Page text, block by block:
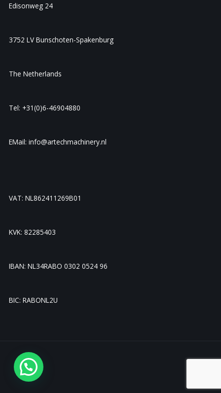
Edisonweg 24
3752 LV Bunschoten-Spakenburg
The Netherlands
Tel: +31(0)6-46904880
EMail: info@artechmachinery.nl
VAT: NL862411269B01
KVK: 82285403
IBAN: NL34RABO 0302 0524 96
BIC: RABONL2U